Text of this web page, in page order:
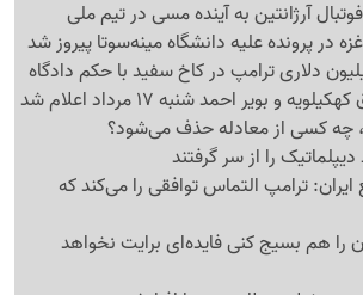
آرژانتین به آینده مسی در تیم ملی
در پرونده علیه دانشگاه مینه‌سوتا پیروز شد
و بویر احمد شنبه 17 مرداد اعلام شد
چه کسی از معادله حذف می‌شود؟
را از سر گرفتند
ترامپ التماس توافقی را می‌کند که
را هم بسیج کنی فایده‌ای برایت نخواهد